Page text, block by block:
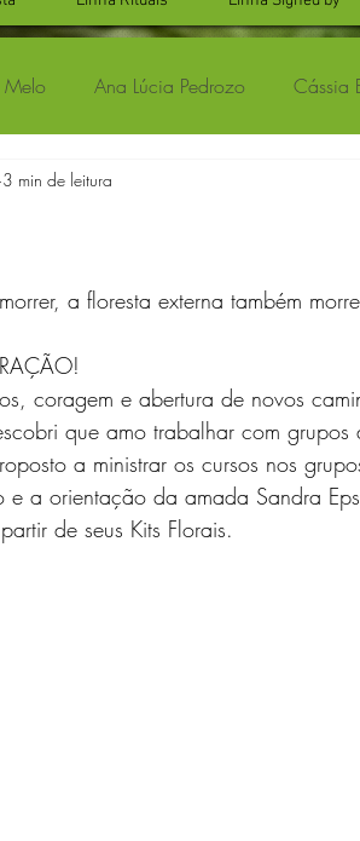
Ana Lúcia Pedrozo Cássia
Costa Mendes Soares
Albuquerque
3 min de leitura
a floresta externa também
coragem e abertura de novos
que amo trabalhar com
a ministrar os cursos nos
a orientação da amada Sandra
de seus Kits Florais.